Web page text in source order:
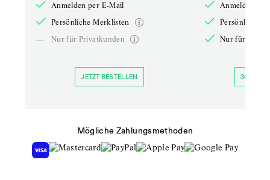
Anmelden per E-Mail
Persönliche Merklisten
—
Nur für Privatkunden
JETZT BESTELLEN
Anmelden
Persönliche
Nur für
30 TAGE
Mögliche Zahlungsmethoden